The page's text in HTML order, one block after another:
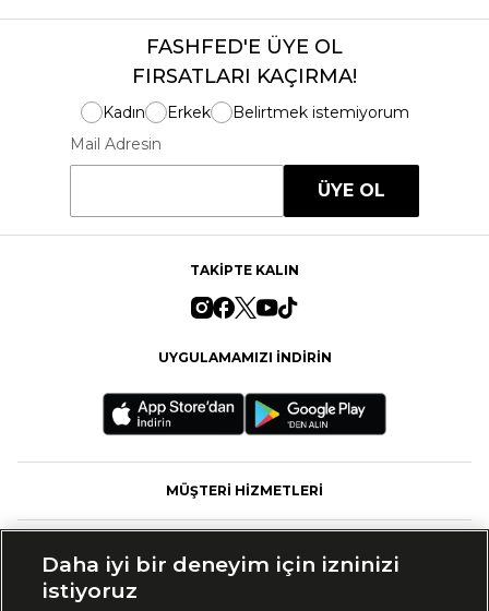
FASHFED'E ÜYE OL
FIRSATLARI KAÇIRMA!
Kadın Erkek
Belirtmek istemiyorum
Mail Adresin
ÜYE OL
TAKİPTE KALIN
UYGULAMAMIZI İNDİRİN
MÜŞTERİ HİZMETLERİ
Daha iyi bir deneyim için izninizi
istiyoruz